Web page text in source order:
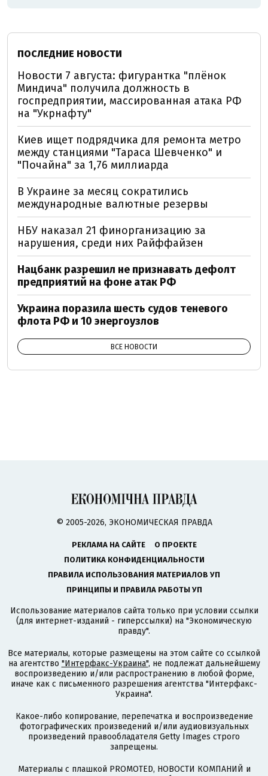
ПОСЛЕДНИЕ НОВОСТИ
Новости 7 августа: фигурантка "плёнок
Миндича" получила должность в
госпредприятии, массированная атака РФ
на "Укрнафту"
Киев ищет подрядчика для ремонта метро
между станциями "Тараса Шевченко" и
"Почайна" за 1,76 миллиарда
В Украине за месяц сократились
международные валютные резервы
НБУ наказал 21 финорганизацию за
нарушения, среди них Райффайзен
Нацбанк разрешил не признавать дефолт
предприятий на фоне атак РФ
Украина поразила шесть судов теневого
флота РФ и 10 энергоузлов
ВСЕ НОВОСТИ
© 2005-2026, ЭКОНОМИЧЕСКАЯ ПРАВДА
РЕКЛАМА НА САЙТЕ
О ПРОЕКТЕ
ПОЛИТИКА КОНФИДЕНЦИАЛЬНОСТИ
ПРАВИЛА ИСПОЛЬЗОВАНИЯ МАТЕРИАЛОВ УП
ПРИНЦИПЫ И ПРАВИЛА РАБОТЫ УП
Использование материалов сайта только при условии ссылки
(для интернет-изданий - гиперссылки) на "Экономическую
правду".
Все материалы, которые размещены на этом сайте со ссылкой
на агентство "Интерфакс-Украина", не подлежат дальнейшему
воспроизведению и/или распространению в любой форме,
иначе как с письменного разрешения агентства "Интерфакс-
Украина".
Какое-либо копирование, перепечатка и воспроизведение
фотографических произведений и/или аудиовизуальных
произведений правообладателя Getty Images строго
запрещены.
Материалы с плашкой PROMOTED, НОВОСТИ КОМПАНИЙ и